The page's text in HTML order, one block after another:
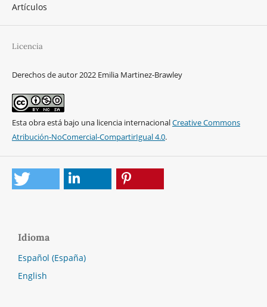
Artículos
Licencia
Derechos de autor 2022 Emilia Martinez-Brawley
Esta obra está bajo una licencia internacionalCreative Commons
Atribución-NoComercial-CompartirIgual 4.0.
Idioma
Español (España)
English